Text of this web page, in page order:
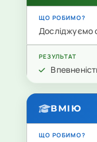
Досліджуємо
ВМІЮ